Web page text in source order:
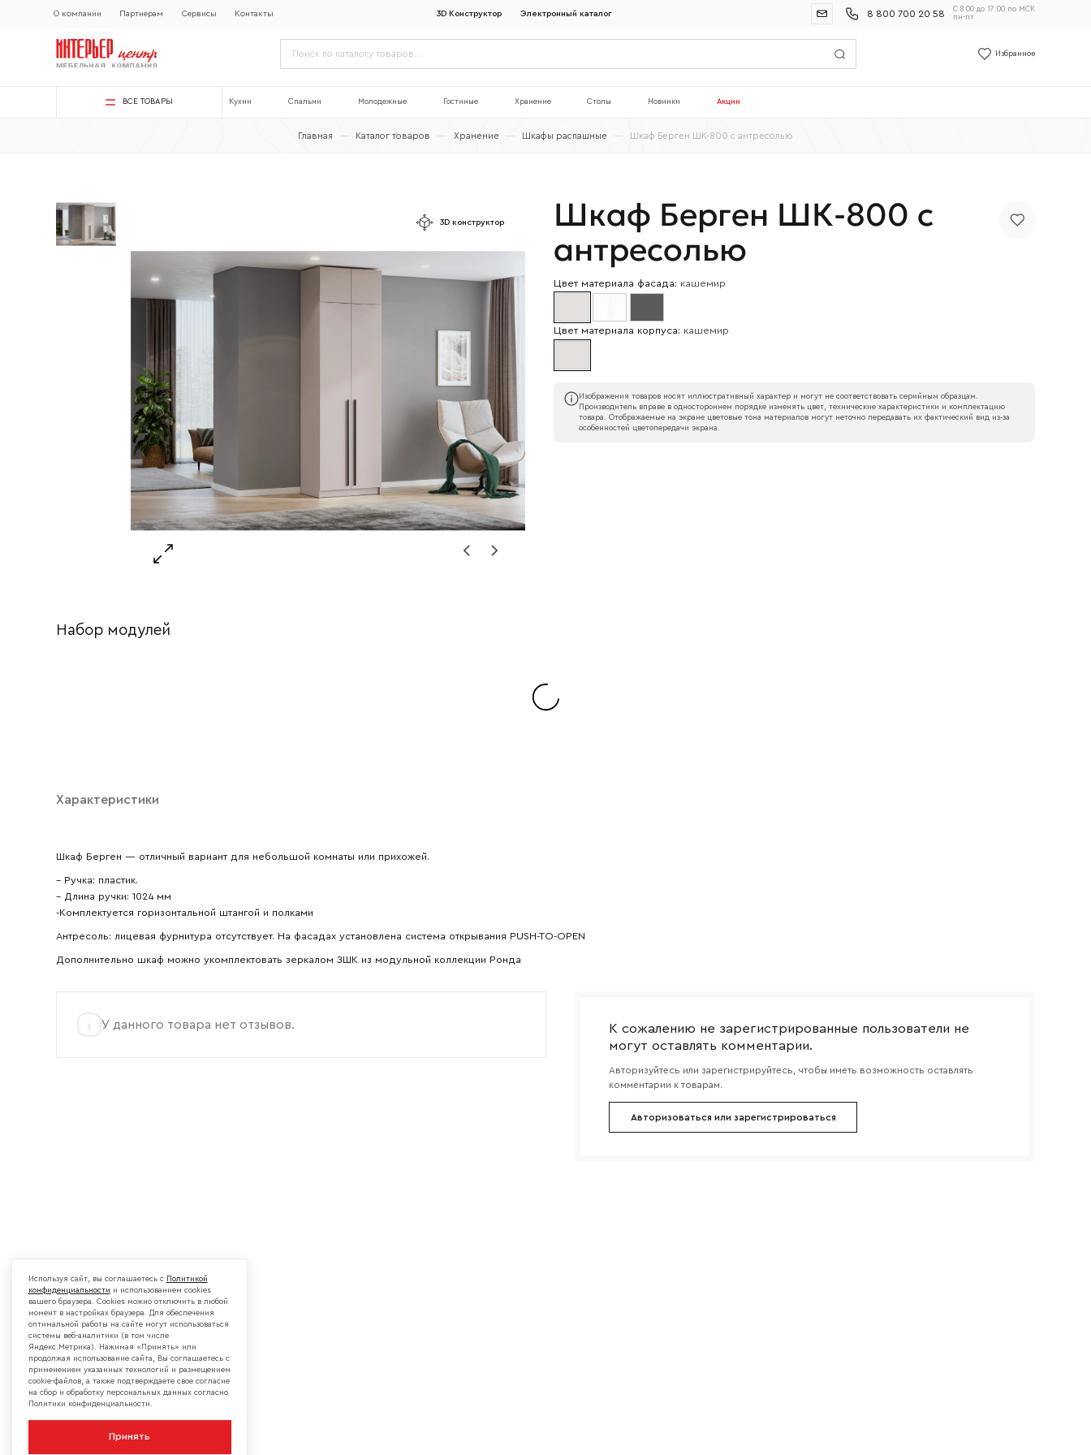
О компании Партнерам Сервисы Контакты 3D Конструктор Электронный каталог 8 800 700 20 58
С 8:00 до 17:00 по МСК
пн-пт
Избранное
ВСЕ ТОВАРЫ Кухни Спальни Молодежные Гостиные Хранение Столы Новинки Акции
Главная — Каталог товаров — Хранение — Шкафы распашные — Шкаф Берген ШК-800 с антресолью
3D конструктор
Шкаф Берген ШК-800 с
антресолью
Цвет материала фасада: кашемир
Цвет материала корпуса: кашемир
Изображения товаров носят иллюстративный характер и могут не соответствовать серийным образцам.
Производитель вправе в одностороннем порядке изменять цвет, технические характеристики и комплектацию
товара. Отображаемые на экране цветовые тона материалов могут неточно передавать их фактический вид из‑за
особенностей цветопередачи экрана.
Набор модулей
Характеристики
Шкаф Берген — отличный вариант для небольшой комнаты или прихожей.
– Ручка: пластик.
– Длина ручки: 1024 мм
-Комплектуется горизонтальной штангой и полками
Антресоль: лицевая фурнитура отсутствует. На фасадах установлена система открывания PUSH-TO-OPEN
Дополнительно шкаф можно укомплектовать зеркалом ЗШК из модульной коллекции Ронда
У данного товара нет отзывов.
К сожалению не зарегистрированные пользователи не
могут оставлять комментарии.
Авторизуйтесь или зарегистрируйтесь, чтобы иметь возможность оставлять
комментарии к товарам.
Авторизоваться или зарегистрироваться
Используя сайт, вы соглашаетесь с Политикой
конфиденциальности и использованием cookies
вашего браузера. Cookies можно отключить в любой
момент в настройках браузера. Для обеспечения
оптимальной работы на сайте могут использоваться
системы веб-аналитики (в том числе
Яндекс.Метрика). Нажимая «Принять» или
продолжая использование сайта, Вы соглашаетесь с
применением указанных технологий и размещением
cookie-файлов, а также подтверждаете свое согласие
на сбор и обработку персональных данных согласно
Политики конфиденциальности.
Принять